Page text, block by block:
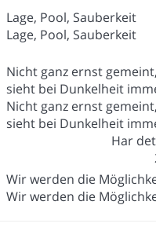
Lage, Pool, Sauberkeit
Lage, Pool, Sauberkeit
Nicht ganz ernst
sieht bei Dunkelheit
Nicht ganz ernst
sieht bei Dunkelheit
Har
Wir werden die
Wir werden die